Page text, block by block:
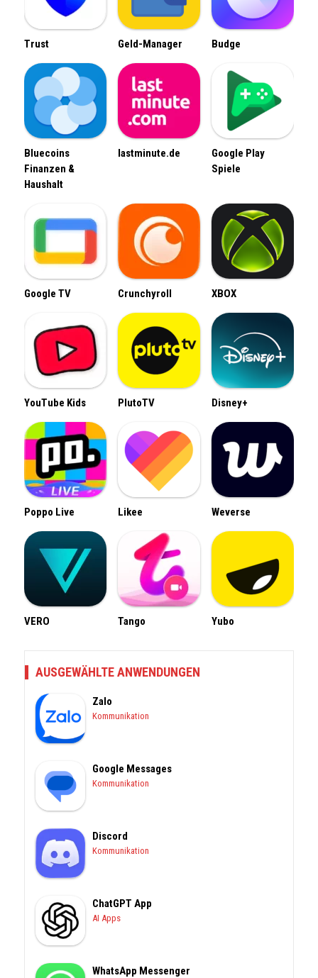
Trust Geld-Manager Budge
Bluecoins
Finanzen &
Haushalt
lastminute.de
Google Play
Spiele
Google TV Crunchyroll XBOX
YouTube Kids PlutoTV Disney+
Poppo Live Likee Weverse
VERO Tango Yubo
AUSGEWÄHLTE ANWENDUNGEN
Zalo
Kommunikation
Google Messages
Kommunikation
Discord
Kommunikation
ChatGPT App
AI Apps
WhatsApp Messenger